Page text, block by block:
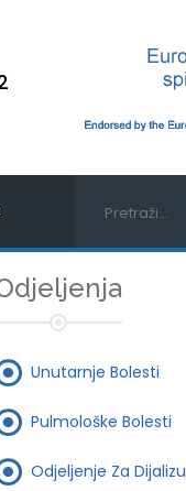
Unutarnje Bolesti
Pulmološke Bolesti
Odjeljenje Za Dijalizu